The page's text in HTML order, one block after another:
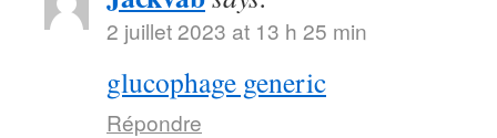
2 juillet 2023 at 13 h 25 min
glucophage generic
Répondre